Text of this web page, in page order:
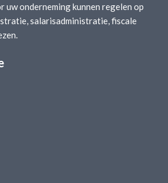
uw onderneming kunnen regelen op
salarisadministratie, fiscale